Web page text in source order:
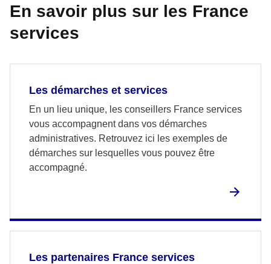
En savoir plus sur les France
services
Les démarches et services
En un lieu unique, les conseillers France services
vous accompagnent dans vos démarches
administratives. Retrouvez ici les exemples de
démarches sur lesquelles vous pouvez être
accompagné.
Les partenaires France services